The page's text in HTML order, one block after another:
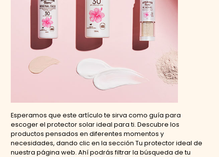
Esperamos que este artículo te sirva como guía para
escoger el protector solar ideal para ti. Descubre los
productos pensados en diferentes momentos y
necesidades, dando clic en la sección Tu protector ideal de
nuestra página web. Ahí podrás filtrar la búsqueda de tu